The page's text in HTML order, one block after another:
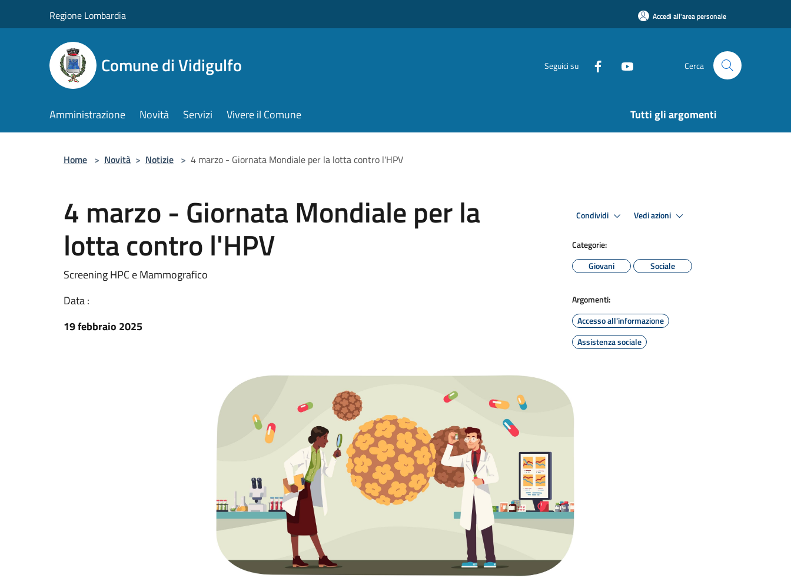
Regione Lombardia Accedi all'area personale
Comune di Vidigulfo Seguici su Cerca
Amministrazione Novità Servizi Vivere il Comune Tutti gli argomenti
Home > Novità > Notizie > 4 marzo - Giornata Mondiale per la lotta contro l'HPV
4 marzo - Giornata Mondiale per la
lotta contro l'HPV
Screening HPC e Mammografico
Data :
19 febbraio 2025
Condividi Vedi azioni
Categorie:
Giovani
Sociale
Argomenti:
Accesso all'informazione
Assistenza sociale